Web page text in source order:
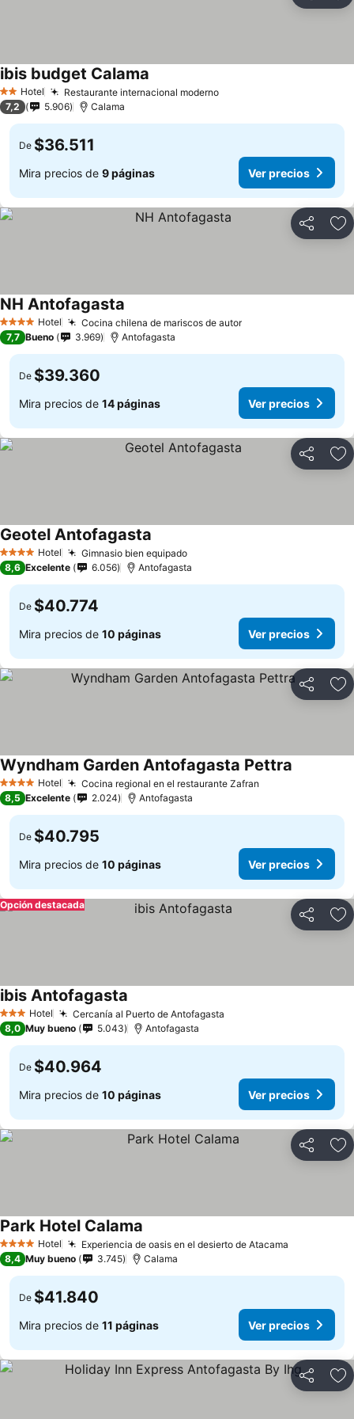
2 Estrellas
Hotel Restaurante internacional modernoVer precios
ibis budget Calama
7,2 5.906 Calama
De $36.511
Mira precios de 9 páginas Ver precios
Compartir
4 EstrellasHotel Cocina chilena de mariscos de autorVer precios
NH Antofagasta
7,7 Bueno 3.969 Antofagasta
De $39.360
Mira precios de 14 páginas Ver precios
Compartir
4 EstrellasHotel Gimnasio bien equipadoVer precios
Geotel Antofagasta
8,6 Excelente 6.056 Antofagasta
De $40.774
Mira precios de 10 páginas Ver precios
Compartir
4 EstrellasHotel Cocina regional en el restaurante Zafran
Wyndham Garden Antofagasta Pettra
8,5 Excelente 2.024 Antofagasta
De $40.795
Mira precios de 10 páginas Ver precios
Compartir
Opción destacada
3 Estrellas
Hotel Cercanía al Puerto de Antofagasta
ibis Antofagasta
8,0 Muy bueno 5.043 Antofagasta
De $40.964
Mira precios de 10 páginas Ver precios
Compartir
4 EstrellasHotel Experiencia de oasis en el desierto de Atacama
Park Hotel Calama
8,4 Muy bueno 3.745 Calama
De $41.840
Mira precios de 11 páginas Ver precios
Compartir